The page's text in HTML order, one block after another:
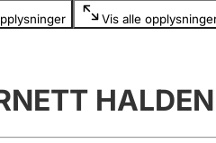
Vis alle
er skjult
HALDEN